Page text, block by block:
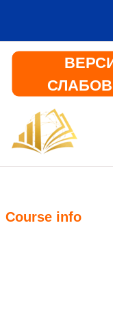
Course info